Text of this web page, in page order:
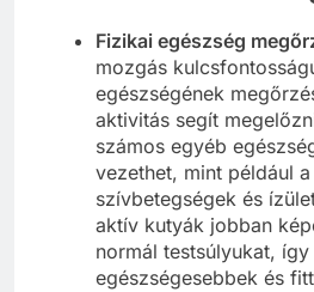
Fizikai egészség
mozgás
egészségének
aktivitás segít
számos egyéb
vezethet, mint például
szívbetegségek és
aktív kutyák jobban
normál testsúlyukat,
egészségesebbek és